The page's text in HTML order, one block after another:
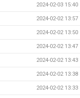
2024-02-03 15:40
2024-02-02 13:57
2024-02-02 13:50
2024-02-02 13:47
2024-02-02 13:43
2024-02-02 13:38
2024-02-02 13:33